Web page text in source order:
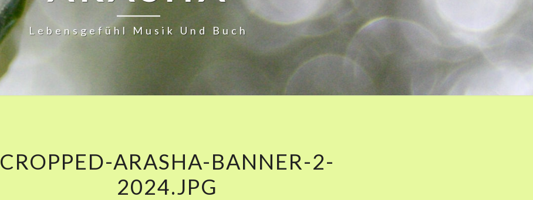
Lebensgefühl Musik Und Buch
CROPPED-ARASHA-BANNER-2-
2024.JPG